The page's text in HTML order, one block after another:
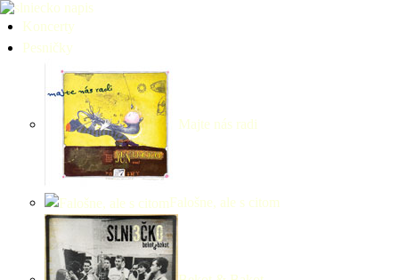
Koncerty
Pesničky
Majte nás radi
Falošne, ale s citom